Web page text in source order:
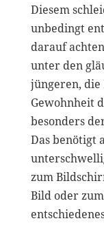
Diesem
unbedingt
darauf
unter den
jüngeren, die
Gewohnheit
besonders
Das benötigt
zum
Bild oder